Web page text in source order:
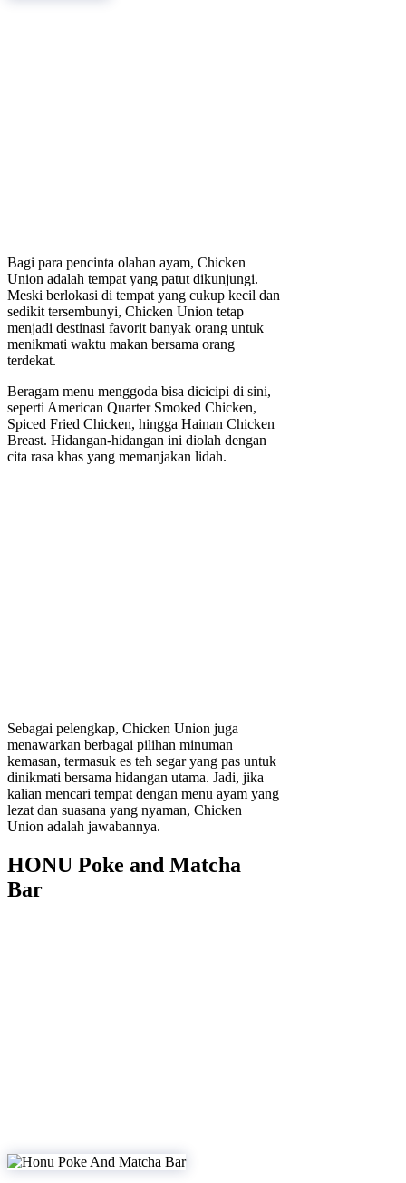
Bagi para pencinta olahan ayam, Chicken
Union adalah tempat yang patut dikunjungi.
Meski berlokasi di tempat yang cukup kecil dan
sedikit tersembunyi, Chicken Union tetap
menjadi destinasi favorit banyak orang untuk
menikmati waktu makan bersama orang
terdekat.
Beragam menu menggoda bisa dicicipi di sini,
seperti American Quarter Smoked Chicken,
Spiced Fried Chicken, hingga Hainan Chicken
Breast. Hidangan-hidangan ini diolah dengan
cita rasa khas yang memanjakan lidah.
Sebagai pelengkap, Chicken Union juga
menawarkan berbagai pilihan minuman
kemasan, termasuk es teh segar yang pas untuk
dinikmati bersama hidangan utama. Jadi, jika
kalian mencari tempat dengan menu ayam yang
lezat dan suasana yang nyaman, Chicken
Union adalah jawabannya.
HONU Poke and Matcha
Bar